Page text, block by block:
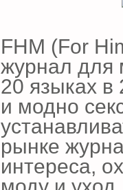
FHM (For
журнал для
20 языках в
и модно
рынке
интереса,